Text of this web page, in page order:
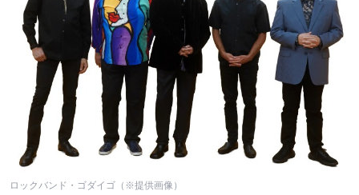
ロックバンド・ゴダイゴ（※提供画像）